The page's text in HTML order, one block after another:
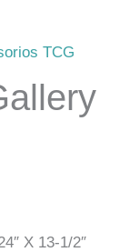
TCG
X 13-1/2″